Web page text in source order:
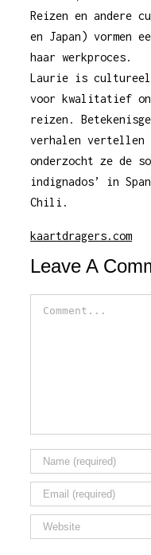
Reizen en andere
en Japan) vormen
haar werkproces.
Laurie is cultureel
voor kwalitatief
reizen.
verhalen vertellen
onderzocht ze de
indignados’ in
Chili.
kaartdragers.com
Leave A